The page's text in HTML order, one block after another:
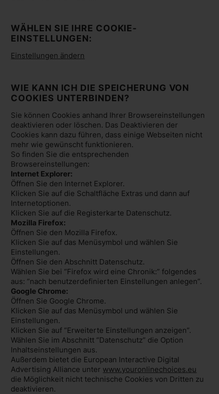
WÄHLEN SIE IHRE COOKIE-
EINSTELLUNGEN:
Einstellungen ändern
WIE KANN ICH DIE SPEICHERUNG VON
COOKIES UNTERBINDEN?
Sie können Cookies anhand Ihrer Browsereinstellungen
deaktivieren oder löschen. Das Deaktivieren der
Cookies kann dazu führen, dass einige Webseiten nicht
mehr wie gewünscht funktionieren.
So finden Sie die entsprechenden
Browsereinstellungen:
Internet Explorer:
Öffnen Sie den Internet Explorer.
Klicken Sie auf die Schaltfläche Extras und dann auf
Internetoptionen.
Klicken Sie auf die Registerkarte Datenschutz.
Mozilla Firefox:
Öffnen Sie den Mozilla Firefox.
Klicken Sie auf das Menüsymbol und wählen Sie
Einstellungen.
Öffnen Sie den Abschnitt Datenschutz.
Wählen Sie bei “Firefox wird eine Chronik:” folgendes
aus: “nach benutzerdefinierten Einstellungen anlegen”.
Google Chrome:
Öffnen Sie Google Chrome.
Klicken Sie auf das Menüsymbol und wählen Sie
Einstellungen.
Klicken Sie auf “Erweiterte Einstellungen anzeigen”.
Wählen Sie im Abschnitt “Datenschutz” die Option
Inhaltseinstellungen aus.
Außerdem bietet die European Interactive Digital
Advertising Alliance unter www.youronlinechoices.eu
die Möglichkeit nicht technische Cookies von Dritten zu
deaktivieren.